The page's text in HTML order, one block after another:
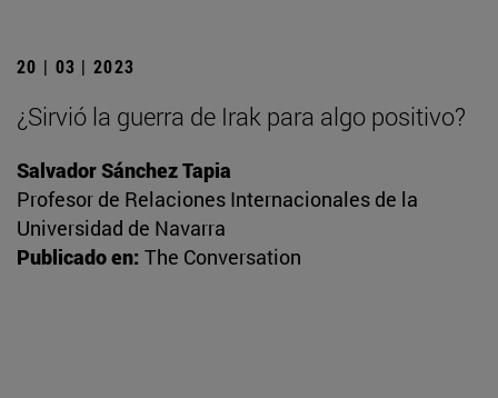
20 | 03 | 2023
¿Sirvió la guerra de Irak para algo positivo?
Salvador Sánchez Tapia
Profesor de Relaciones Internacionales de la
Universidad de Navarra
Publicado en: The Conversation